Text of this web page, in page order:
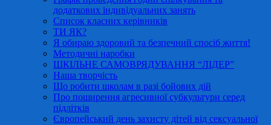
додаткових індивідуальних занять
Список класних керівників
ТИ ЯК?
Я обираю здоровий та безпечний спосіб життя!
Методичні наробки
ШКІЛЬНЕ САМОВРЯДУВАННЯ “ЛІДЕР”
Наша творчість
Що робити школам в разі бойових дій
Про поширення агресивної субкультури серед
підлітків
Європейський день захисту дітей від сексуальної